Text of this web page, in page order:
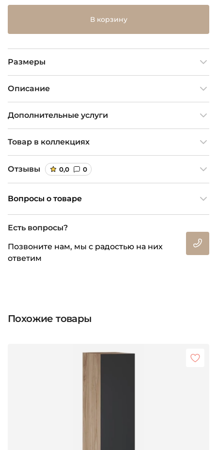
В корзину
Размеры
Описание
Дополнительные услуги
Товар в коллекциях
Отзывы 0,0 0
Вопросы о товаре
Есть вопросы?
Позвоните нам, мы с радостью на них
ответим
Похожие товары